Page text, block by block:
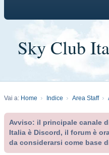
Sky Club
Vai a: Home Indice Area Staff
Avviso: il principale canale
Italia è Discord, il forum è
da considerarsi come base